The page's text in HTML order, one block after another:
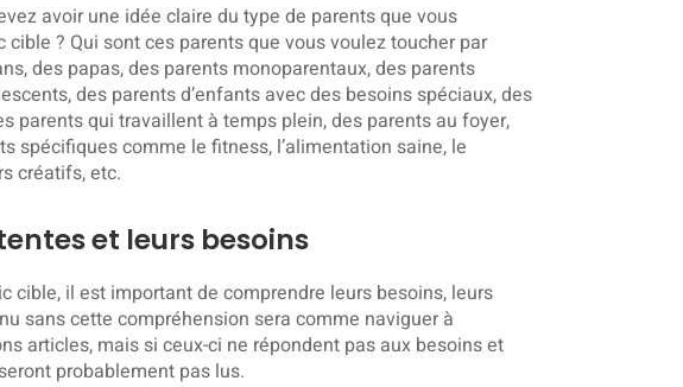
avoir une idée claire du type de parents que vous
? Qui sont ces parents que vous voulez toucher par
des papas, des parents monoparentaux, des parents
des parents d’enfants avec des besoins spéciaux, des
parents qui travaillent à temps plein, des parents au foyer,
spécifiques comme le fitness, l’alimentation saine, le
créatifs, etc.
et leurs besoins
cible, il est important de comprendre leurs besoins, leurs
sans cette compréhension sera comme naviguer à
articles, mais si ceux-ci ne répondent pas aux besoins et
probablement pas lus.